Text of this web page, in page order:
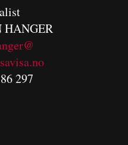
297